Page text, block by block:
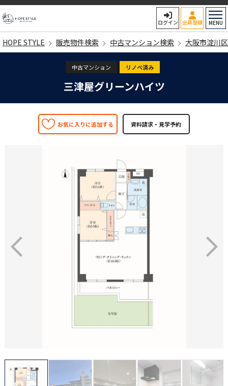
ログイン 会員登録 MENU
HOPE STYLE 販売物件検索 中古マンション検索 大阪市淀川
中古マンション リノベ済み
三津屋グリーンハイツ
お気に入りに追加する